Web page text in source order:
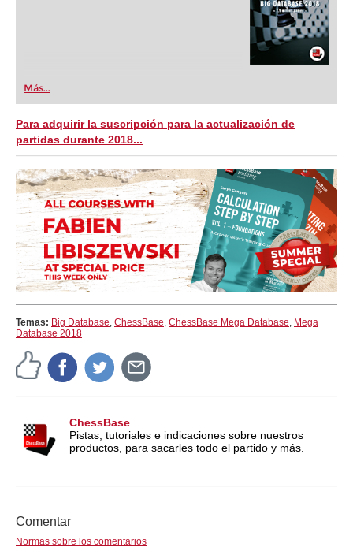
Más...
Para adquirir la suscripción para la actualización de
partidas durante 2018...
Temas: Big Database, ChessBase, ChessBase Mega Database, Mega
Database 2018
ChessBase
Pistas, tutoriales e indicaciones sobre nuestros
productos, para sacarles todo el partido y más.
Comentar
Normas sobre los comentarios